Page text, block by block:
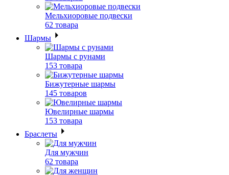
Мельхиоровые подвески
62 товара
Шармы
Шармы с рунами
153 товара
Бижутерные шармы
145 товаров
Ювелирные шармы
153 товара
Браслеты
Для мужчин
62 товара